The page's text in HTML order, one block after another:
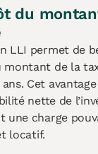
du
LLI permet de
montant de la
Cet
nette de
une charge
locatif.